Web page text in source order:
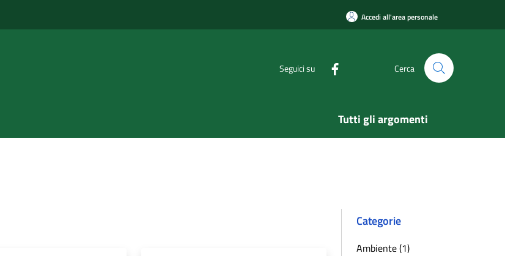
Accedi all'area personale
Seguici su Cerca
Tutti gli argomenti
Categorie
Ambiente (1)